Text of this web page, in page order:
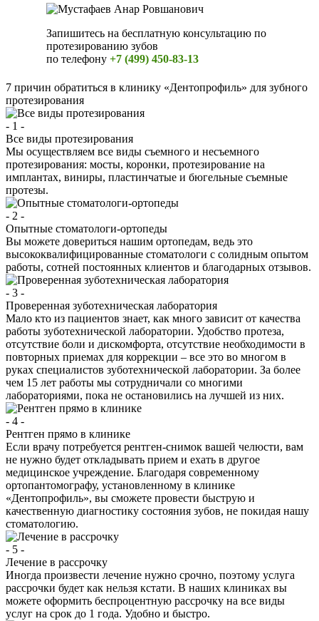
Запишитесь на бесплатную консультацию по
протезированию зубов
по телефону +7 (499) 450-83-13
7 причин обратиться в клинику «Дентопрофиль» для зубного
протезирования
- 1 -
Все виды протезирования
Мы осуществляем все виды съемного и несъемного
протезирования: мосты, коронки, протезирование на
имплантах, виниры, пластинчатые и бюгельные съемные
протезы.
- 2 -
Опытные стоматологи-ортопеды
Вы можете довериться нашим ортопедам, ведь это
высококвалифицированные стоматологи с солидным опытом
работы, сотней постоянных клиентов и благодарных отзывов.
- 3 -
Проверенная зуботехническая лаборатория
Мало кто из пациентов знает, как много зависит от качества
работы зуботехнической лаборатории. Удобство протеза,
отсутствие боли и дискомфорта, отсутствие необходимости в
повторных приемах для коррекции – все это во многом в
руках специалистов зуботехнической лаборатории. За более
чем 15 лет работы мы сотрудничали со многими
лабораториями, пока не остановились на лучшей из них.
- 4 -
Рентген прямо в клинике
Если врачу потребуется рентген-снимок вашей челюсти, вам
не нужно будет откладывать прием и ехать в другое
медицинское учреждение. Благодаря современному
ортопантомографу, установленному в клинике
«Дентопрофиль», вы сможете провести быструю и
качественную диагностику состояния зубов, не покидая нашу
стоматологию.
- 5 -
Лечение в рассрочку
Иногда произвести лечение нужно срочно, поэтому услуга
рассрочки будет как нельзя кстати. В наших клиниках вы
можете оформить беспроцентную рассрочку на все виды
услуг на срок до 1 года. Удобно и быстро.